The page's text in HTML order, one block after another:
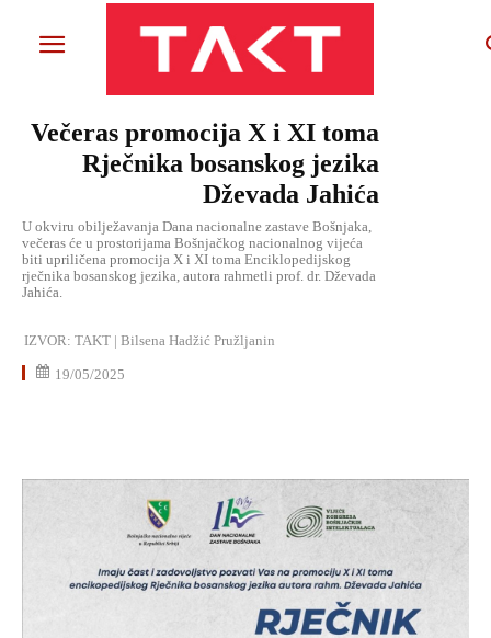
Večeras promocija X i XI toma
Rječnika bosanskog jezika
Dževada Jahića
U okviru obilježavanja Dana nacionalne zastave Bošnjaka,
večeras će u prostorijama Bošnjačkog nacionalnog vijeća
biti upriličena promocija X i XI toma Enciklopedijskog
rječnika bosanskog jezika, autora rahmetli prof. dr. Dževada
Jahića.
IZVOR: TAKT | Bilsena Hadžić Pružljanin
19/05/2025